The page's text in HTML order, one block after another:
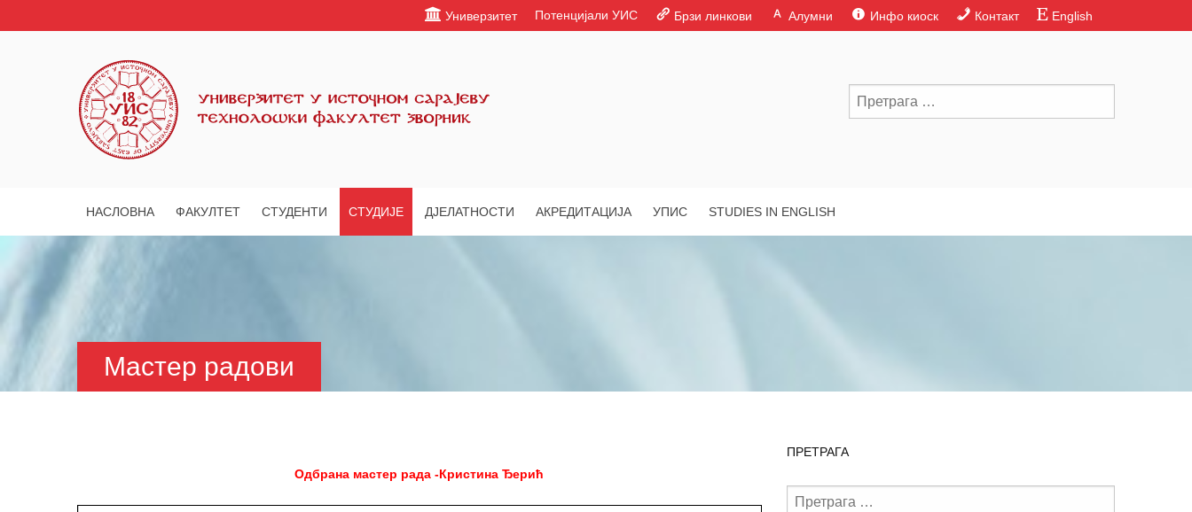
English
Контакт
Инфо киоск
Алумни
Брзи линкови
Потенцијали УИС
Универзитет
НАСЛОВНА ФАКУЛТЕТ СТУДЕНТИ СТУДИЈЕ ДЈЕЛАТНОСТИ АКРЕДИТАЦИЈА УПИС STUDIES IN ENGLISH
Мастер радови
Одбрана мастер рада -Кристина Ђерић
ПРЕТРАГА